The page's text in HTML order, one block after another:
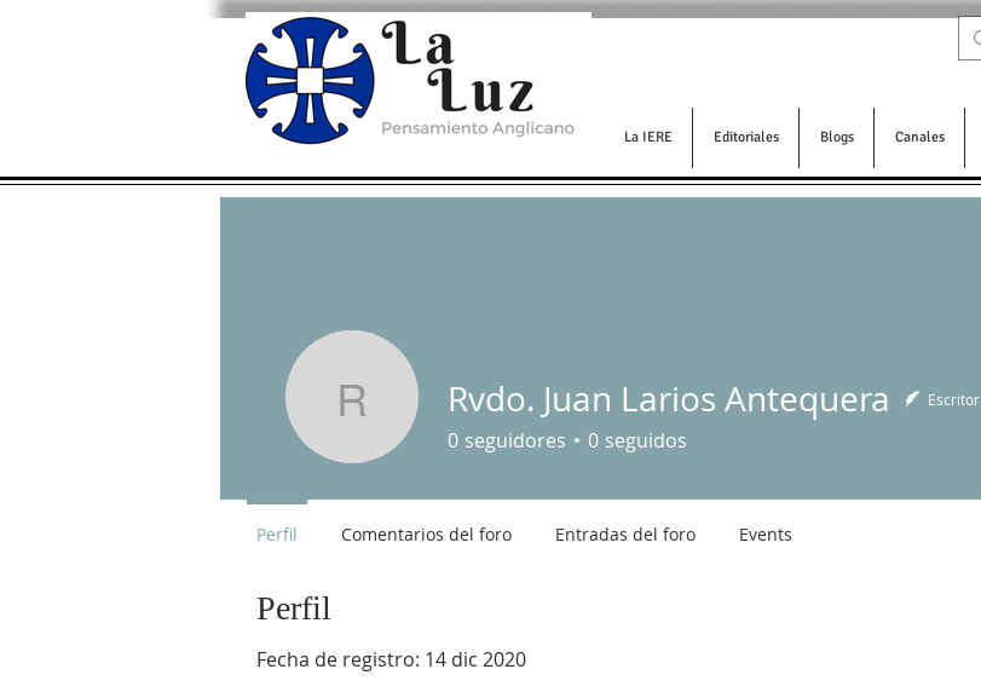
La IERE Editoriales Blogs Canales
Perfil
Fecha de registro: 14 dic 2020
Rvdo. Juan Larios Antequera
Rvdo. Juan Larios Antequera Escritor
0 seguidores 0 seguidos
Perfil Comentarios del foro Entradas del foro Events